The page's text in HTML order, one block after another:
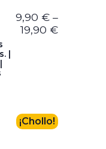
|
9,90 € –
19,90 €
¡Chollo!